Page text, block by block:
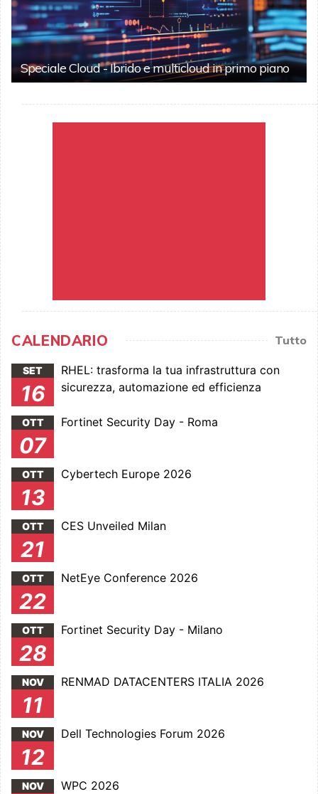
Speciale Cloud - Ibrido e multicloud in primo piano
CALENDARIO Tutto
SET
16
RHEL: trasforma la tua infrastruttura con
sicurezza, automazione ed efficienza
OTT
07
Fortinet Security Day - Roma
OTT
13
Cybertech Europe 2026
OTT
21
CES Unveiled Milan
OTT
22
NetEye Conference 2026
OTT
28
Fortinet Security Day - Milano
NOV
11
RENMAD DATACENTERS ITALIA 2026
NOV
12
Dell Technologies Forum 2026
NOV WPC 2026